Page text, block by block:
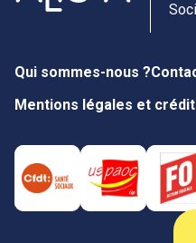
Qui sommes-nous ?
Mentions légales et